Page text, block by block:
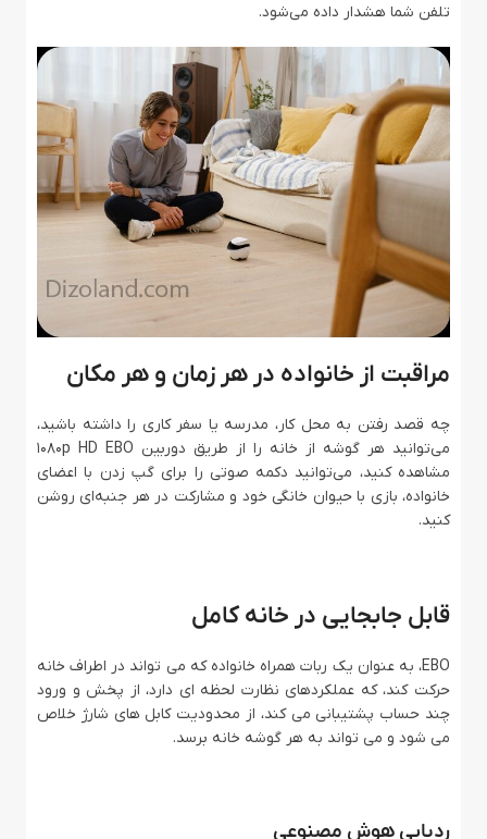
تلفن شما هشدار داده می‌شود.
مراقبت از خانواده در هر زمان و هر مکان
چه قصد رفتن به محل کار، مدرسه یا سفر کاری را داشته باشید،
می‌توانید هر گوشه از خانه را از طریق دوربین 1080p HD EBO
مشاهده کنید، می‌توانید دکمه صوتی را برای گپ زدن با اعضای
خانواده، بازی با حیوان خانگی خود و مشارکت در هر جنبه‌ای روشن
کنید.
قابل جابجایی در خانه کامل
EBO، به عنوان یک ربات همراه خانواده که می تواند در اطراف خانه
حرکت کند، که عملکردهای نظارت لحظه ای دارد، از پخش و ورود
چند حساب پشتیبانی می کند، از محدودیت کابل های شارژ خلاص
می شود و می تواند به هر گوشه خانه برسد.
ردیابی هوش مصنوعی